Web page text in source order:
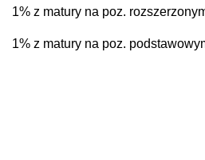
1% z matury na poz.
1% z matury na poz.